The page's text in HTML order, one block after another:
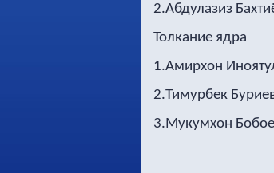
2.Абдулазиз
Толкание ядра
1.Амирхон
2.Тимурбек
3.Мукумхон